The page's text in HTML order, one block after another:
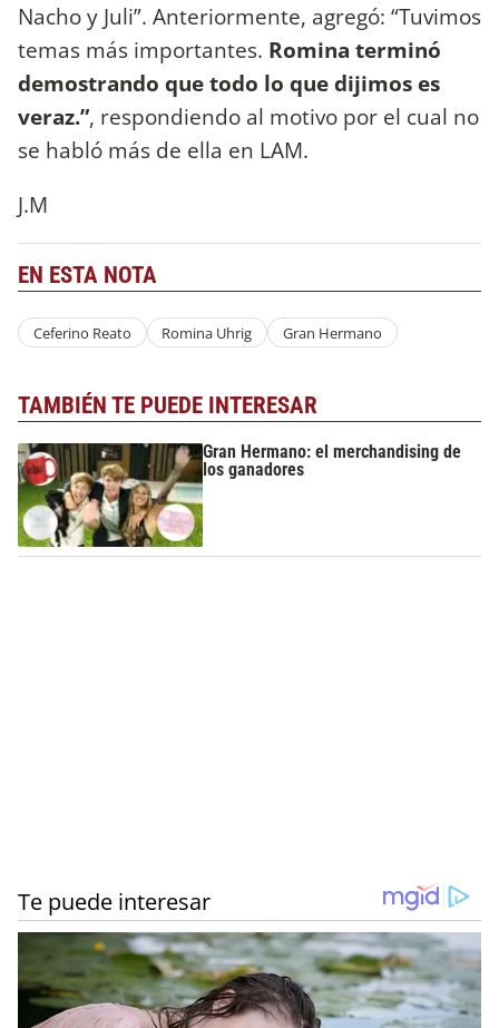
Nacho y Juli”. Anteriormente, agregó: “Tuvimos
temas más importantes. Romina terminó
demostrando que todo lo que dijimos es
veraz.”, respondiendo al motivo por el cual no
se habló más de ella en LAM.
J.M
EN ESTA NOTA
Ceferino Reato Romina Uhrig Gran Hermano
TAMBIÉN TE PUEDE INTERESAR
Gran Hermano: el merchandising de
los ganadores